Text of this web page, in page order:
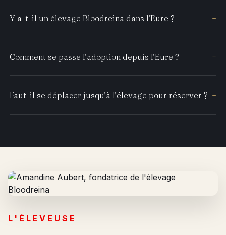
Y a-t-il un élevage Bloodreina dans l’Eure ? +
Comment se passe l’adoption depuis l’Eure ? +
Faut-il se déplacer jusqu’à l’élevage pour réserver ? +
L'ÉLEVEUSE